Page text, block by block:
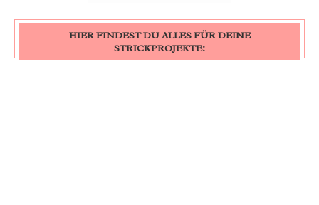
HIER FINDEST DU ALLES FÜR DEINE
STRICKPROJEKTE: